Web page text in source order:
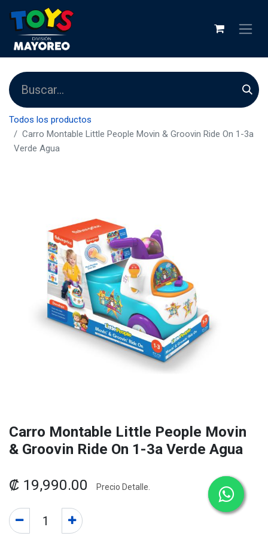
Todos los productos
Carro Montable Little People Movin & Groovin Ride On 1-3a
Verde Agua
Carro Montable Little People Movin
& Groovin Ride On 1-3a Verde Agua
₡ 19,990.00 Precio Detalle.